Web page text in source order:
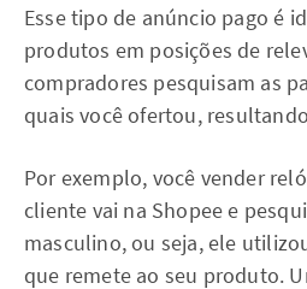
Esse tipo de anúncio pago é
produtos em posições de
compradores pesquisam as
quais você ofertou,
Por exemplo, você vender
cliente vai na Shopee e
masculino, ou seja, ele
que remete ao seu produto.